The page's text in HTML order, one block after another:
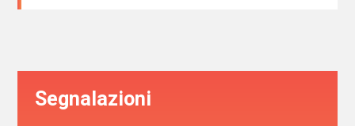
Segnalazioni